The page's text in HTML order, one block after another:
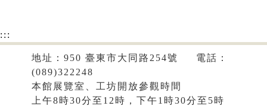
:::
地址：950 臺東市大同路254號 電話：
(089)322248
本館展覽室、工坊開放參觀時間
上午8時30分至12時，下午1時30分至5時